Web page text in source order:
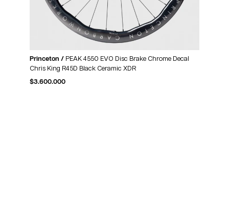
Princeton / PEAK 4550 EVO Disc Brake Chrome Decal
Chris King R45D Black Ceramic XDR
$3.600.000